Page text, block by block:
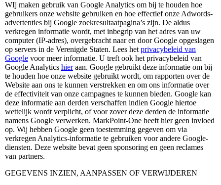
WIj maken gebruik van Google Analytics om bij te houden hoe
gebruikers onze website gebruiken en hoe effectief onze Adwords-
advertenties bij Google zoekresultaatpagina’s zijn. De aldus
verkregen informatie wordt, met inbegrip van het adres van uw
computer (IP-adres), overgebracht naar en door Google opgeslagen
op servers in de Verenigde Staten. Lees het privacybeleid van
Google voor meer informatie. U treft ook het privacybeleid van
Google Analytics hieraan. Google gebruikt deze informatie om bij
te houden hoe onze website gebruikt wordt, om rapporten over de
Website aan ons te kunnen verstrekken en om ons informatie over
de effectiviteit van onze campagnes te kunnen bieden. Google kan
deze informatie aan derden verschaffen indien Google hiertoe
wettelijk wordt verplicht, of voor zover deze derden de informatie
namens Google verwerken. MarkPoint-One heeft hier geen invloed
op. Wij hebben Google geen toestemming gegeven om via
verkregen Analytics-informatie te gebruiken voor andere Google-
diensten. Deze website bevat geen sponsoring en geen reclames
van partners.
GEGEVENS INZIEN, AANPASSEN OF VERWIJDEREN